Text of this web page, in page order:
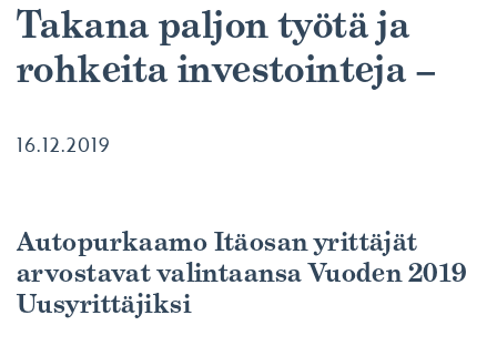
Takana paljon työtä ja
rohkeita investointeja –
16.12.2019
Autopurkaamo Itäosan yrittäjät
arvostavat valintaansa Vuoden 2019
Uusyrittäjiksi